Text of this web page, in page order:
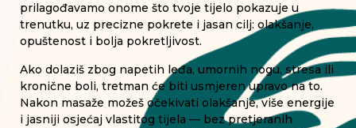
prilagođavamo onome što tvoje tijelo pokazuje u
trenutku, uz precizne pokrete i jasan cilj: olakšanje,
opuštenost i bolja pokretljivost.
Ako dolaziš zbog napetih leđa, umornih nogu, stresa ili
kronične boli, tretman će biti usmjeren upravo na to.
Nakon masaže možeš očekivati olakšanje, više energije
i jasniji osjećaj vlastitog tijela — bez pretjeranih